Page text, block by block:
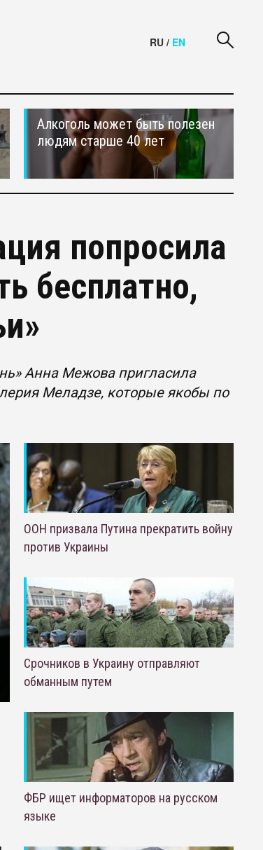
RU / EN
Алкоголь может быть полезен
людям старше 40 лет
попросила
бесплатно,
Анна Межова пригласила
Меладзе, которые якобы по
ООН призвала Путина прекратить войну
против Украины
Срочников в Украину отправляют
обманным путем
ФБР ищет информаторов на русском
языке